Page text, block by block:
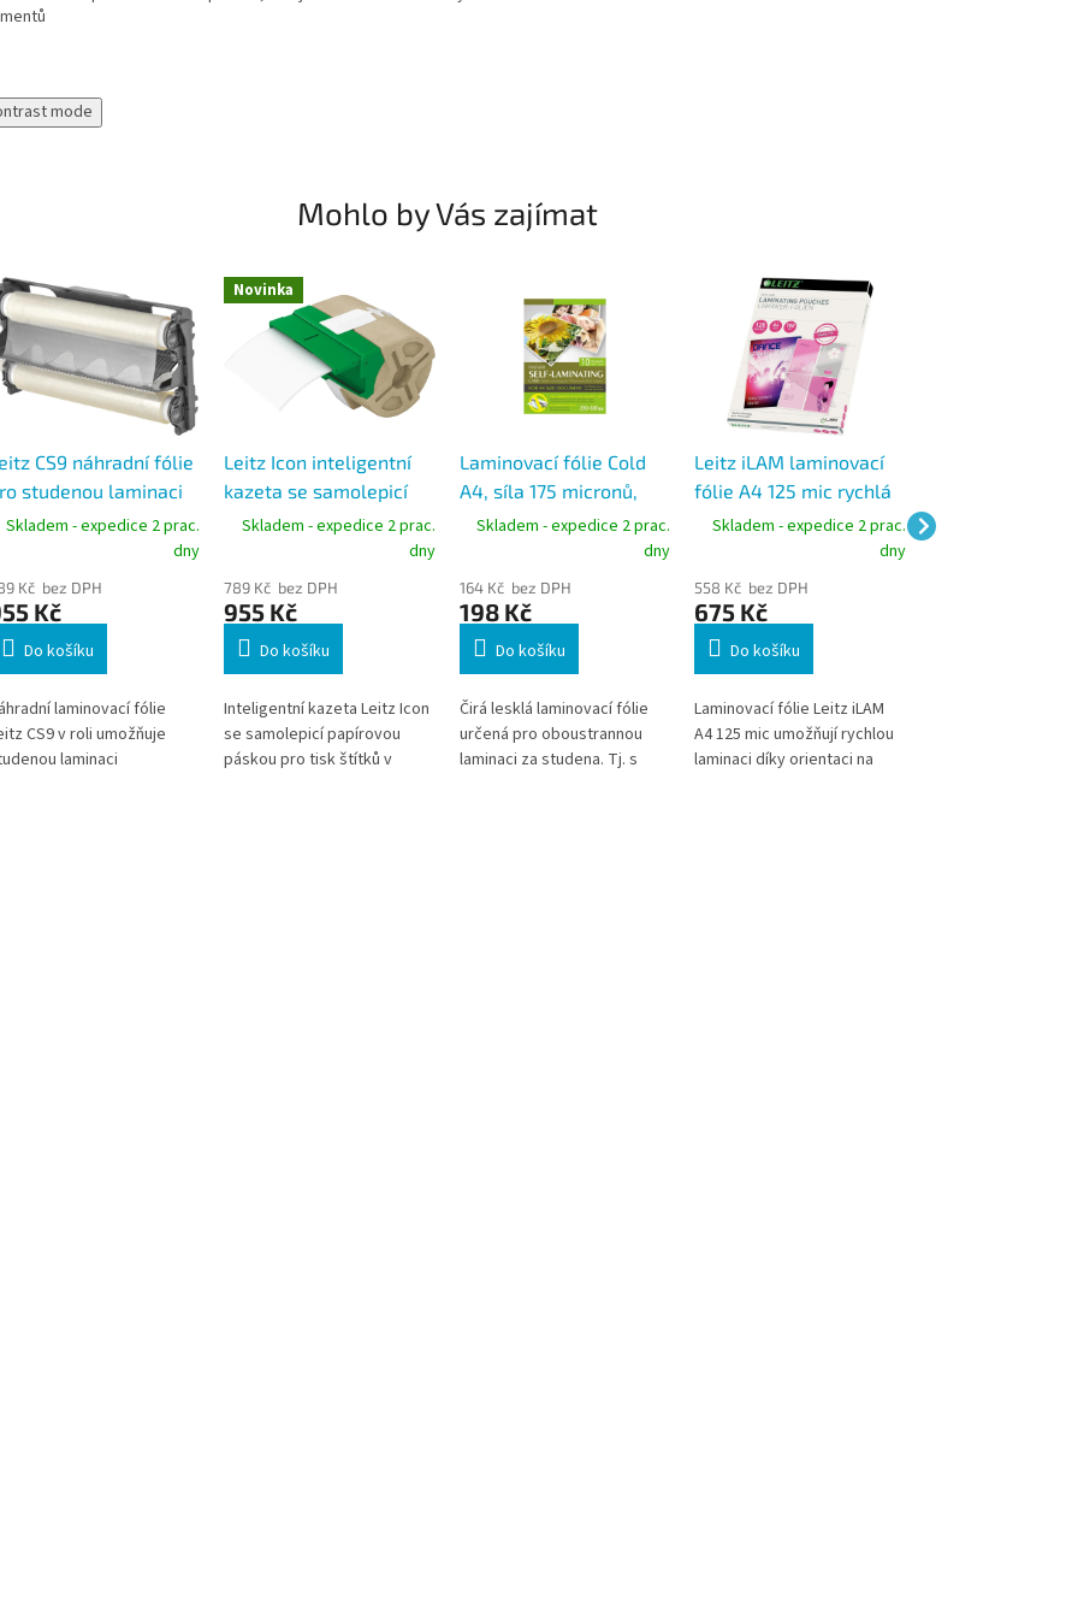
mode
Mohlo by Vás zajímat
CS9 náhradní fólie
studenou laminaci
role 20 m
Skladem - expedice 2 prac.
dny
Kč bez DPH
Kč
Do košíku
laminovací fólie
CS9 v roli umožňuje
laminaci
Novinka
Leitz Icon inteligentní
kazeta se samolepicí
papírovou páskou, 88
Skladem - expedice 2 prac.
dny
789 Kč bez DPH
955 Kč
Do košíku
Inteligentní kazeta Leitz Icon
se samolepicí papírovou
páskou pro tisk štítků v
Laminovací fólie Cold
A4, síla 175 micronů,
pro oboustranou
Skladem - expedice 2 prac.
dny
164 Kč bez DPH
198 Kč
Do košíku
Čirá lesklá laminovací fólie
určená pro oboustrannou
laminaci za studena. Tj. s
Leitz iLAM laminovací
fólie A4 125 mic rychlá
laminace lesklé 100 ks
Skladem - expedice 2 prac.
dny
558 Kč bez DPH
675 Kč
Do košíku
Laminovací fólie Leitz iLAM
A4 125 mic umožňují rychlou
laminaci díky orientaci na
pro jednostranou